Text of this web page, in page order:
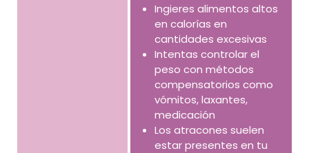
Ingieres alimentos altos
en calorías en
cantidades excesivas
Intentas controlar el
peso con métodos
compensatorios como
vómitos, laxantes,
medicación
Los atracones suelen
estar presentes en tu